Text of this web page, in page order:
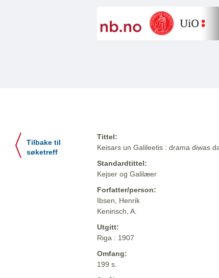
Tilbake til
søketreff
Tittel:
Keisars un Galileetis : drama diwas
Standardtittel:
Kejser og Galilæer
Forfatter/person:
Ibsen, Henrik
Keninsch, A.
Utgitt:
Riga : 1907
Omfang:
199 s.